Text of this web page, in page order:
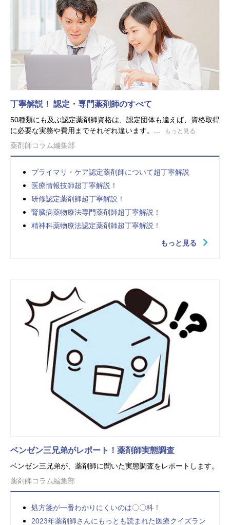
丁寧解説！ 認定・専門薬剤師のすべて
50種類にも及ぶ認定薬剤師資格は、認定団体も違えば、資格取得
に必要な実務や費用までそれぞれ違います。...
もっと見る
薬剤師コラム編集部
プライマリ・ケア認定薬剤師について超丁寧解説
医療情報技師超丁寧解説！
研修認定薬剤師超丁寧解説！
腎臓病薬物療法専門薬剤師超丁寧解説！
精神科薬物療法認定薬剤師超丁寧解説！
もっと見る
ベンゼン三兄弟がレポート！薬剤師実態調査
ベンゼン三兄弟が、薬剤師に聞いた実態調査をレポートします。
薬剤師コラム編集部
処方箋が一番わかりにくいのは〇〇科！
2023年薬剤師さんにもっとも読まれた医療クイズラン